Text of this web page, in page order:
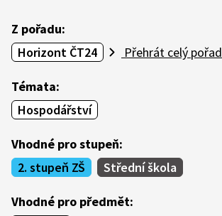
Z pořadu:
Horizont ČT24
Přehrát celý pořad
Témata:
Hospodářství
Vhodné pro stupeň:
2. stupeň ZŠ
Střední škola
Vhodné pro předmět: